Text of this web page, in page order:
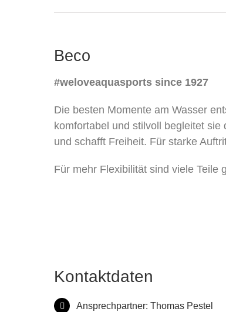
Beco
#weloveaquasports since 1927
Die besten Momente am Wasser
komfortabel und stilvoll begleitet
und schafft Freiheit. Für starke
Für mehr Flexibilität sind viele Teile
Kontaktdaten
Ansprechpartner: Thomas Pestel